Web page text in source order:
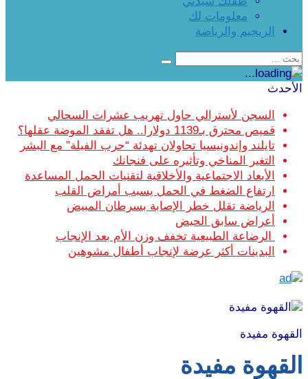
معلومات لك
الريجيم والرياضة
الأحدث
السجن لأسترالي حاول تهريب عشرات السحالي
قميص محترق بـ1139 دولارا.. هل تفقد الموضة عقلها؟
تايلند وإندونيسيا تحاولان تهدئة “حرب الفيلة” مع البشر
التغير المناخي وتأثيره على فنجانك
الأبعاد الاجتماعية والأخلاقية لتقنيات الحمل المساعدة
ارتفاع الضغط في الحمل يسبب أمراض القلب
الرياضة تقلل خطر الإصابة بسرطان المبيض
أعراض سابق الحيض
الرضاعة الطبيعية تخفف وزن الأم بعد الإنجاب
البدينات أكثر عرضة لإنجاب أطفال مشوهين
القهوة مفيدة
القهوة مفيدة